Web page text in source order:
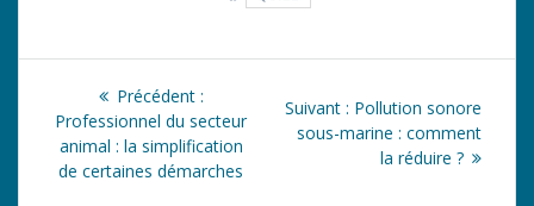
Navigation
de
l’article
Précédent :Article
précédent
:
Professionnel du secteur
animal : la simplification
de certaines démarches
Suivant : Article
suivant
Pollution sonore
sous-marine : comment
la réduire ?